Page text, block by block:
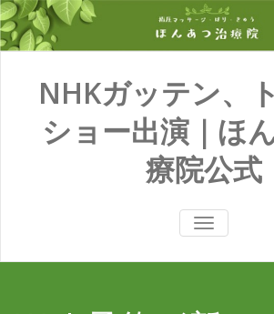
NHKガッテン、
ショー出演｜ほ
療院公式
TOGGLE